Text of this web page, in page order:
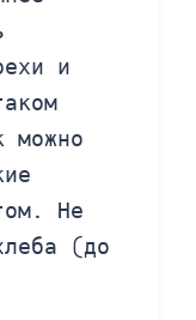
и
можно
Не
(до